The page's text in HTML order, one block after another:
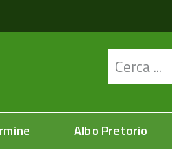
Albo Pretorio